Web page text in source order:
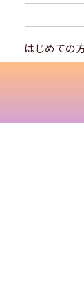
はじめての